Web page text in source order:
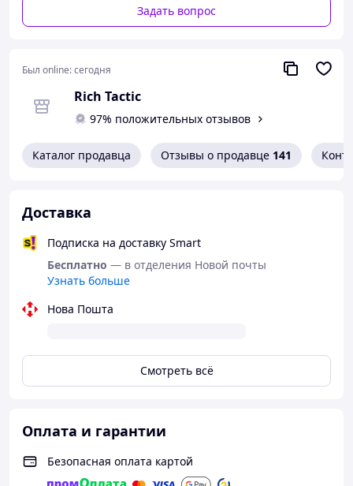
охоронних структур, а також для щоденного
використання у плитниках. ⭐ Переваги: Мала вага —
забороненої травми. Сумісність з більшістю
бронежилетів і стандартних плитників. Зручна для
тривалого носіння та активних завдань.
Задать вопрос
Был online:сегодня
Rich Tactic
97% положительных отзывов
Каталог продавца Отзывы о продавце 141
Доставка
Подписка на доставку Smart
Бесплатно — в отделения Новой почты
Узнать больше
Нова Пошта
Смотреть всё
Оплата и гарантии
Безопасная оплата картой